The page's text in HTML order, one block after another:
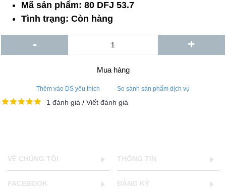
Mã sản phẩm: 80 DFJ 53.7
Tình trạng: Còn hàng
- +
Mua hàng
Thêm vào DS yêu thích So sánh sản phẩm dịch vụ
1 đánh giá / Viết đánh giá
VỀ CHÚNG TÔI THÔNG TIN
FACEBOOK ĐĂNG KÝ